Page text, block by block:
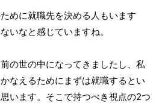
めに就職先を決める人もいます
いなと感じていますね。
の世の中になってきましたし、私
なえるためにまずは就職するとい
います。そこで持つべき視点の2つ